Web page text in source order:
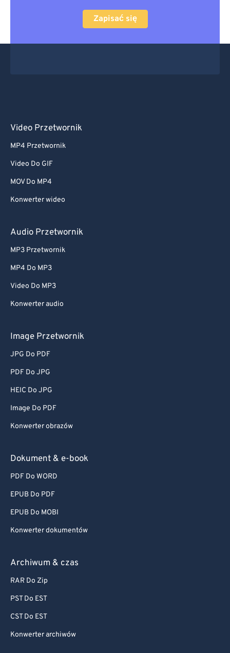
Zapisać się
Video Przetwornik
MP4 Przetwornik
Video Do GIF
MOV Do MP4
Konwerter wideo
Audio Przetwornik
MP3 Przetwornik
MP4 Do MP3
Video Do MP3
Konwerter audio
Image Przetwornik
JPG Do PDF
PDF Do JPG
HEIC Do JPG
Image Do PDF
Konwerter obrazów
Dokument & e-book
PDF Do WORD
EPUB Do PDF
EPUB Do MOBI
Konwerter dokumentów
Archiwum & czas
RAR Do Zip
PST Do EST
CST Do EST
Konwerter archiwów